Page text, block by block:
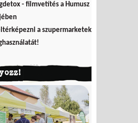
- filmvetítés a Humusz
a szupermarketek